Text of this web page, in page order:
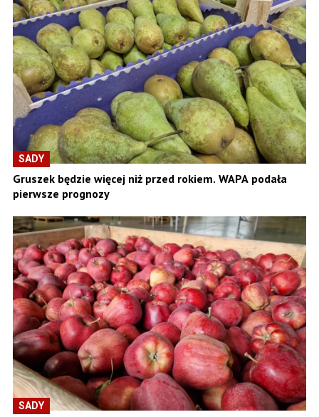
SADY
Gruszek będzie więcej niż przed rokiem. WAPA podała
pierwsze prognozy
SADY